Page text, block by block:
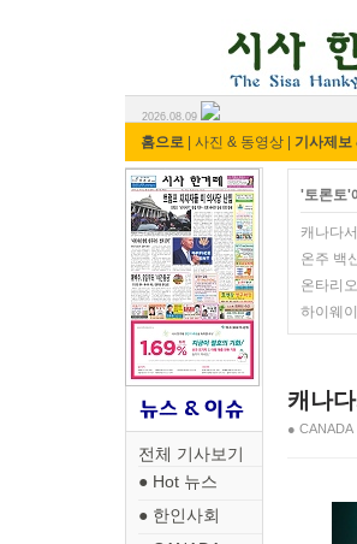
2026.08.09
홈으로 사진 & 동영상 기사제보
전체 기사보기
● Hot 뉴스
● 한인사회
'토론토'
캐나다
온주 백
온타리
하이웨
캐나
● CANADA